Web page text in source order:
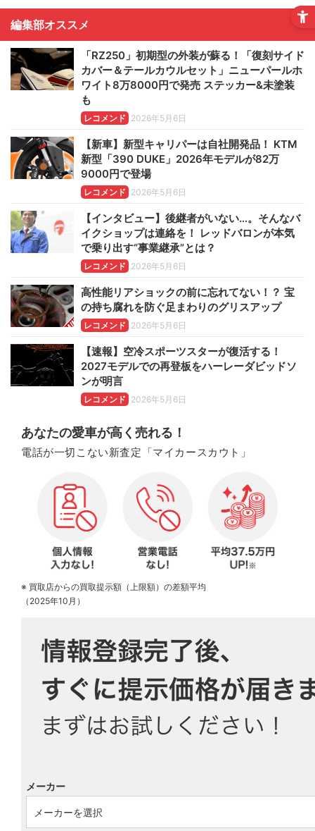
編集部オススメ
「RZ250」初期型の外装が蘇る！「復刻サイド
カバー＆テールカウルセット」ニューパールホ
ワイト8万8000円で発売 ステッカー&未塗装
も
レコメンド 2026年5月6日
【新車】新型キャリパーは自社開発品！ KTM
新型「390 DUKE」2026年モデルが82万
9000円で登場
レコメンド 2026年5月6日
【インタビュー】後継者がいない…。そんなバ
イクショップは連絡を！ レッドバロンが本気
で乗り出す“事業継承”とは？
レコメンド 2026年5月6日
高性能リアショックの前に忘れてない！？ 宝
の持ち腐れを防ぐ足まわりのグリスアップ
レコメンド 2026年5月6日
【速報】空冷スポーツスターが復活する！
2027モデルでの再登板をハーレーダビッドソ
ンが明言
レコメンド 2026年5月6日
あなたの愛車が高く売れる！
電話が一切こない新査定「マイカースカウト」
※ 買取店からの買取提示額（上限額）の差額平均
（2025年10月）
メーカー